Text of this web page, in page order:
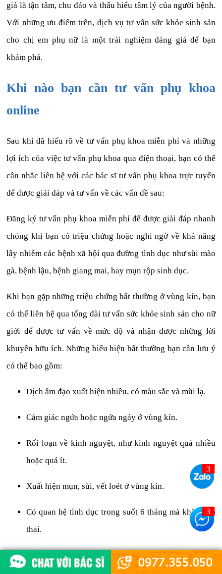
giá là tận tâm, chu đáo và thấu hiểu tâm lý của người bệnh.
Với những ưu điểm trên, dịch vụ tư vấn sức khỏe sinh sản
cho chị em phụ nữ là một trải nghiệm đáng giá để bạn
khám phá.
Khi nào bạn cần tư vấn phụ khoa
online
Sau khi đã hiểu rõ về tư vấn phụ khoa miễn phí và những
lợi ích của việc tư vấn phụ khoa qua điện thoại, bạn có thể
cân nhắc liên hệ với các bác sĩ tư vấn phụ khoa trực tuyến
để được giải đáp và tư vấn về các vấn đề sau:
Đăng ký tư vấn phụ khoa miễn phí để được giải đáp nhanh
chóng khi bạn có triệu chứng hoặc nghi ngờ về khả năng
lây nhiễm các bệnh xã hội qua đường tình dục như sùi mào
gà, bệnh lậu, bệnh giang mai, hay mụn rộp sinh dục.
Khi bạn gặp những triệu chứng bất thường ở vùng kín, bạn
có thể liên hệ qua tổng đài tư vấn sức khỏe sinh sản cho nữ
giới để được tư vấn về mức độ và nhận được những lời
khuyên hữu ích. Những biểu hiện bất thường bạn cần lưu ý
có thể bao gồm:
Dịch âm đạo xuất hiện nhiều, có màu sắc và mùi lạ.
Cảm giác ngứa hoặc ngứa ngáy ở vùng kín.
Rối loạn về kinh nguyệt, như kinh nguyệt quá nhiều
hoặc quá ít.
Xuất hiện mụn, sùi, vết loét ở vùng kín.
Có quan hệ tình dục trong suốt 6 tháng mà không có
thai.
Bạn cũng có thể gọi điện thoại qua các tổng đài tư vấn sức
khỏe sinh sản cho nữ giới để được tư vấn về các biện pháp